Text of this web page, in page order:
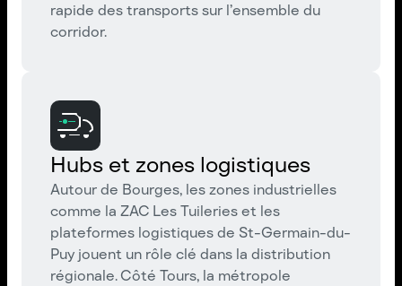
rapide des transports sur l’ensemble du
corridor.
Hubs et zones logistiques
Autour de Bourges, les zones industrielles
comme la ZAC Les Tuileries et les
plateformes logistiques de St-Germain-du-
Puy jouent un rôle clé dans la distribution
régionale. Côté Tours, la métropole